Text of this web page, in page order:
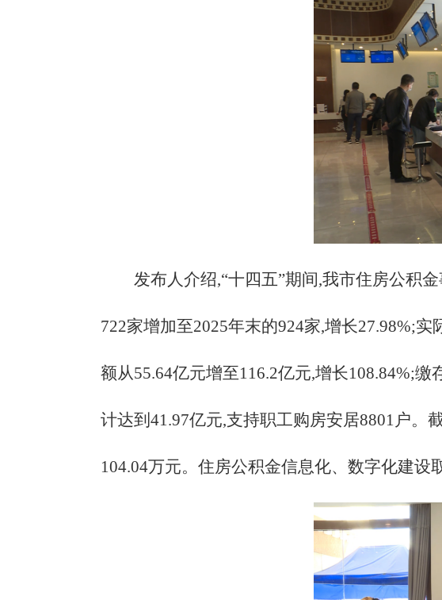
发布人介绍,“十四五”期间,我市住房公积
722家增加至2025年末的924家,增长27.98%;
额从55.64亿元增至116.2亿元,增长108.84%;
计达到41.97亿元,支持职工购房安居8801户。
104.04万元。住房公积金信息化、数字化建设